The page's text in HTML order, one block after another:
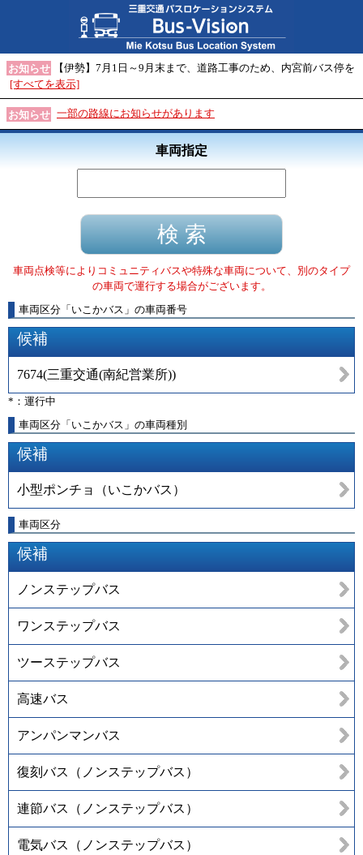
お知らせ
【伊勢】7月1日～9月末まで、道路工事のため、内宮前バス停を
[すべてを表示]
お知らせ 一部の路線にお知らせがあります
車両指定
車両点検等によりコミュニティバスや特殊な車両について、別のタイプ
の車両で運行する場合がございます。
車両区分 「 いこかバス 」 の車両番号
候補
7674(三重交通(南紀営業所))
*：運行中
車両区分「いこかバス」の車両種別
候補
小型ポンチョ（いこかバス）
車両区分
候補
ノンステップバス
ワンステップバス
ツーステップバス
高速バス
アンパンマンバス
復刻バス（ノンステップバス）
連節バス（ノンステップバス）
電気バス（ノンステップバス）